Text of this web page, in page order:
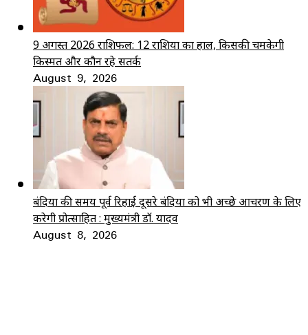
9 अगस्त 2026 राशिफल: 12 राशियों का हाल, किसकी चमकेगी
किस्मत और कौन रहे सतर्क
August 9, 2026
बंदियों की समय पूर्व रिहाई दूसरे बंदियों को भी अच्छे आचरण के लिए
करेगी प्रोत्साहित : मुख्यमंत्री डॉ. यादव
August 8, 2026